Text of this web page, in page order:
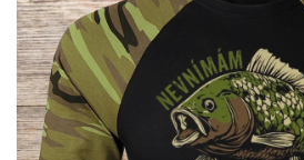
VÁNOCE
🖤 SLEVY
KONTAKTY